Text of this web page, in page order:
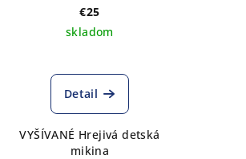
€25
skladom
Detail
VYŠÍVANÉ Hrejivá detská
mikina